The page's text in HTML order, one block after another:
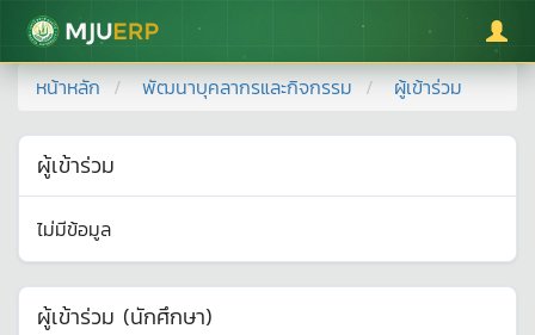
มหาวิทยาลัยแม่โจ้
หน้าหลัก พัฒนาบุคลากรและกิจกรรม ผู้เข้าร่วม
ผู้เข้าร่วม
ไม่มีข้อมูล
ผู้เข้าร่วม (นักศึกษา)